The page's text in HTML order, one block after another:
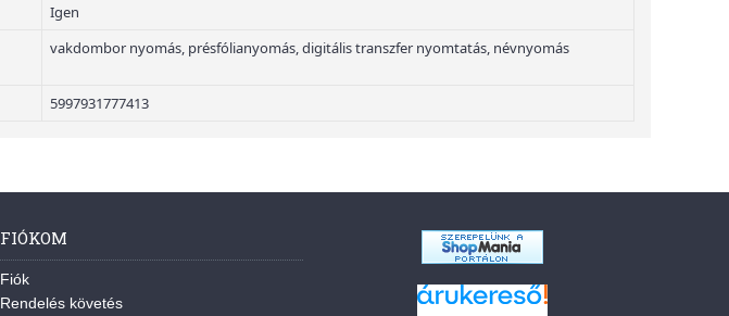
Igen
vakdombor nyomás, présfólianyomás, digitális transzfer nyomtatás, névnyomás
5997931777413
FIÓKOM
Fiók
Rendelés követés